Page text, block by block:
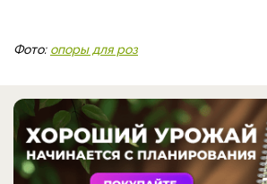
Фото: опоры для роз